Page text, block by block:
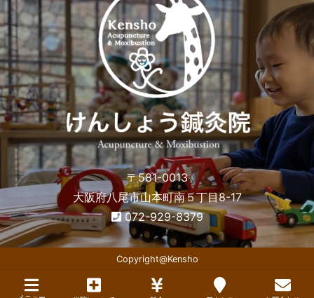
〒581-0013
大阪府八尾市山本町南５丁目8-17
072-929-8379
Copyright@Kensho